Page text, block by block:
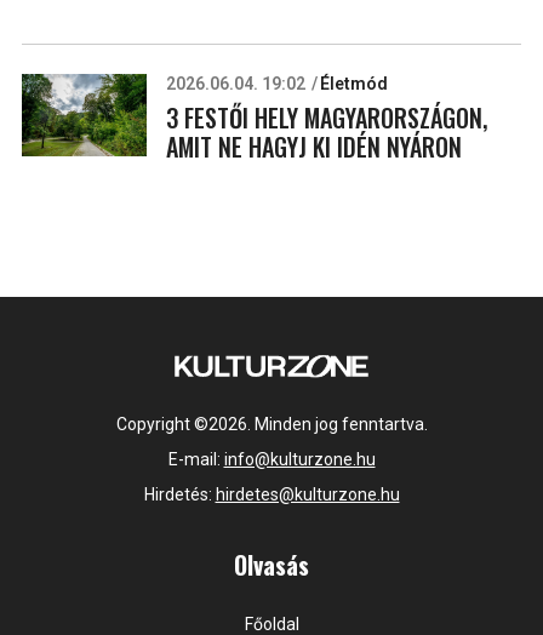
2026.06.04. 19:02 Életmód
3 FESTŐI HELY MAGYARORSZÁGON,
AMIT NE HAGYJ KI IDÉN NYÁRON
Copyright ©2026. Minden jog fenntartva.
E-mail: info@kulturzone.hu
Hirdetés: hirdetes@kulturzone.hu
Olvasás
Főoldal